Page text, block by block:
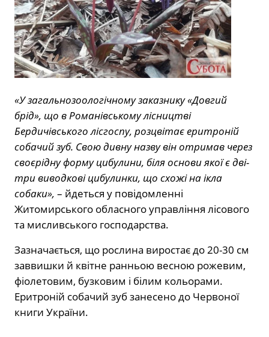
«У загальнозоологічному заказнику «Довгий
брід», що в Романівському лісництві
Бердичівського лісгоспу, розцвітає еритроній
собачий зуб. Свою дивну назву він отримав через
своєрідну форму цибулини, біля основи якої є дві-
три виводкові цибулинки, що схожі на ікла
собаки», – йдеться у повідомленні
Житомирського обласного управління лісового
та мисливського господарства.
Зазначається, що рослина виростає до 20-30 см
заввишки й квітне ранньою весною рожевим,
фіолетовим, бузковим і білим кольорами.
Еритроній собачий зуб занесено до Червоної
книги України.